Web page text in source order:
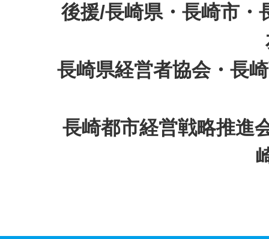
後援/長崎県・長崎市・
長崎県経営者協会・長
長崎都市経営戦略推進